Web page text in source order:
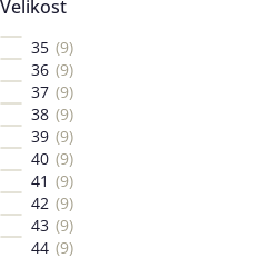
Velikost
35 9
36 9
37 9
38 9
39 9
40 9
41
9
42 9
43 9
44 9